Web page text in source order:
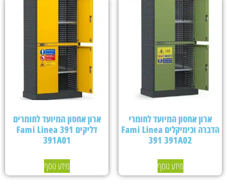
ארון אחסון המיועד לחומרי
הדברה וכימיקלים Fami Linea
391 391A02
מידע נוסף
ארון אחסון המיועד לחומרים
דליקים Fami Linea 391
391A01
מידע נוסף